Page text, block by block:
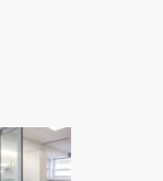
1694